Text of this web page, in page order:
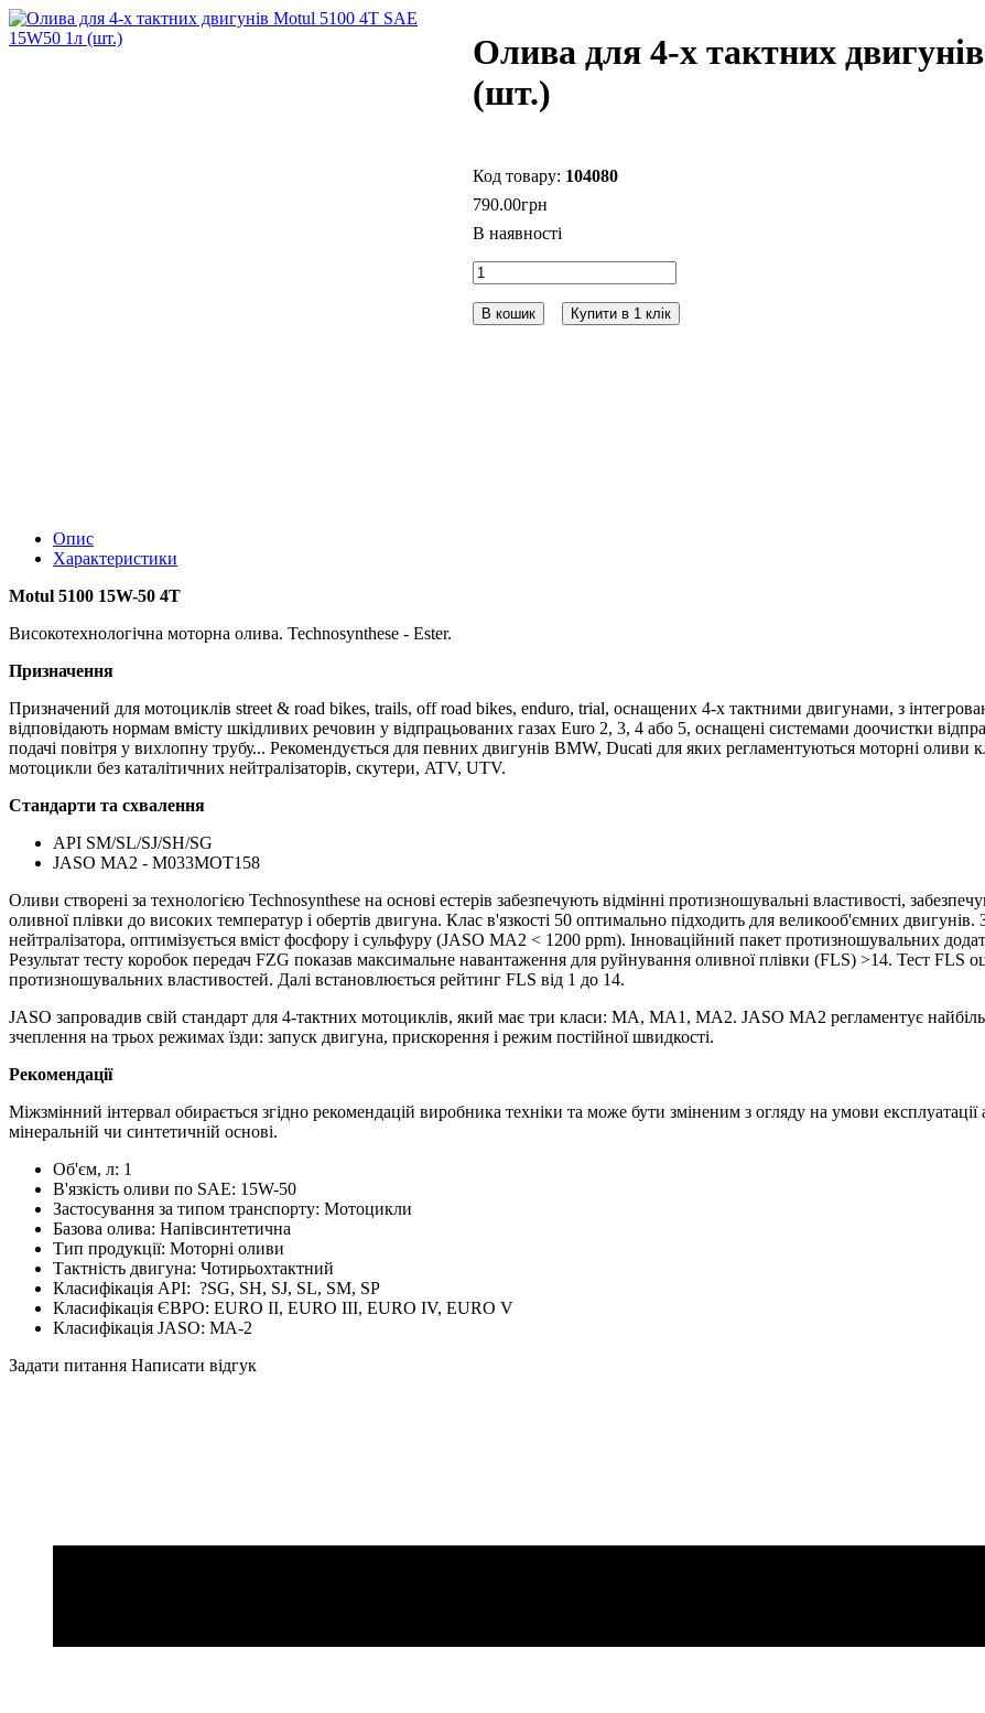
Олива для 4-х тактних
(шт.)
104080
790.00грн
В кошик Купити в 1 клік
Опис
Характеристики
Motul 5100 15W-50 4T
Високотехнологічна моторна олива. Technosynthese - Ester.
Призначення
Призначений для мотоциклів street & road bikes, trails, off road bikes, enduro, trial, оснащених 4-х тактними двигунами, з
відповідають нормам вмісту шкідливих речовин у відпрацьованих газах Euro 2, 3, 4 або 5, оснащені системами доочистки
подачі повітря у вихлопну трубу... Рекомендується для певних двигунів BMW, Ducati для яких регламентуються моторні оливи
мотоцикли без каталітичних нейтралізаторів, скутери, ATV, UTV.
Стандарти та схвалення
API SM/SL/SJ/SH/SG
JASO MA2 - M033MOT158
Оливи створені за технологією Technosynthese на основі естерів забезпечують відмінні протизношувальні властивості,
оливної плівки до високих температур і обертів двигуна. Клас в'язкості 50 оптимально підходить для великооб'ємних двигунів.
нейтралізатора, оптимізується вміст фосфору і сульфуру (JASO MA2 < 1200 ppm). Інноваційний пакет протизношувальних
Результат тесту коробок передач FZG показав максимальне навантаження для руйнування оливної плівки (FLS) >14. Тест FLS
протизношувальних властивостей. Далі встановлюється рейтинг FLS від 1 до 14.
JASO запровадив свій стандарт для 4-тактних мотоциклів, який має три класи: МА, МА1, МА2. JASO MA2 регламентує
зчеплення на трьох режимах їзди: запуск двигуна, прискорення і режим постійної швидкості.
Рекомендації
Міжзмінний інтервал обирається згідно рекомендацій виробника техніки та може бути зміненим з огляду на умови
мінеральній чи синтетичній основі.
Об'єм, л: 1
В'язкість оливи по SAE: 15W-50
Застосування за типом транспорту: Мотоцикли
Базова олива: Напівсинтетична
Тип продукції: Моторні оливи
Тактність двигуна: Чотирьохтактний
Класифікація API: ?SG, SH, SJ, SL, SM, SP
Класифікація ЄВРО: EURO II, EURO III, EURO IV, EURO V
Класифікація JASO: MA-2
Задати питання Написати відгук